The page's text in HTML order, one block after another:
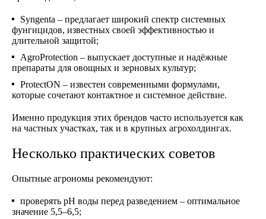
Syngenta – предлагает широкий спектр системных
фунгицидов, известных своей эффективностью и
длительной защитой;
AgroProtection – выпускает доступные и надёжные
препараты для овощных и зерновых культур;
ProtectON – известен современными формулами,
которые сочетают контактное и системное действие.
Именно продукция этих брендов часто используется как
на частных участках, так и в крупных агрохолдингах.
Несколько практических советов
Опытные агрономы рекомендуют:
проверять рН воды перед разведением – оптимальное
значение 5,5–6,5;